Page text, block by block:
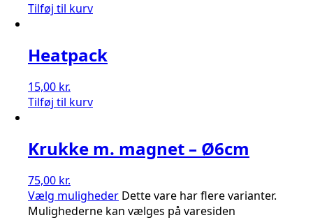
Tilføj til kurv
Heatpack
15,00 kr.
Tilføj til kurv
Krukke m. magnet – Ø6cm
75,00 kr.
Vælg muligheder Dette vare har flere varianter.
Mulighederne kan vælges på varesiden